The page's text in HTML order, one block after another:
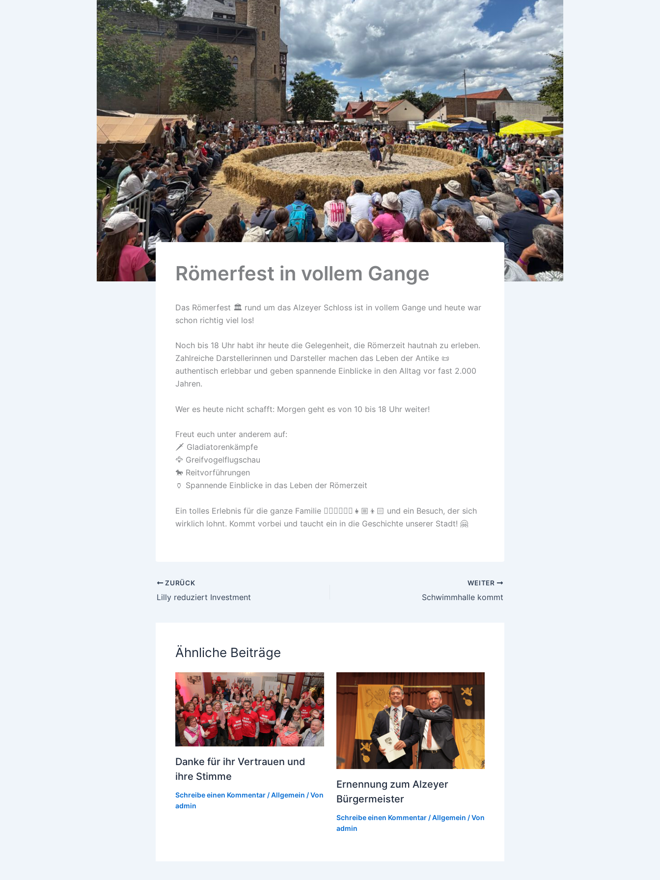
Römerfest in vollem Gange
Das Römerfest 🏛️ rund um das Alzeyer Schloss ist in vollem Gange und heute war
schon richtig viel los!
Noch bis 18 Uhr habt ihr heute die Gelegenheit, die Römerzeit hautnah zu erleben.
Zahlreiche Darstellerinnen und Darsteller machen das Leben der Antike 📜
authentisch erlebbar und geben spannende Einblicke in den Alltag vor fast 2.000
Jahren.
Wer es heute nicht schafft: Morgen geht es von 10 bis 18 Uhr weiter!
Freut euch unter anderem auf:
🗡️ Gladiatorenkämpfe
🦅 Greifvogelflugschau
🐎 Reitvorführungen
🏺 Spannende Einblicke in das Leben der Römerzeit
Ein tolles Erlebnis für die ganze Familie 🙍🏼‍♀️🙍🏻‍♂️👧🏼👦🏻 und ein Besuch, der sich
wirklich lohnt. Kommt vorbei und taucht ein in die Geschichte unserer Stadt! 🤗
ZURÜCK
Lilly reduziert Investment
WEITER
Schwimmhalle kommt
Ähnliche Beiträge
Danke für ihr Vertrauen und
ihre Stimme
Schreibe einen Kommentar /Allgemein / Von
admin
Ernennung zum Alzeyer
Bürgermeister
Schreibe einen Kommentar /Allgemein / Von
admin